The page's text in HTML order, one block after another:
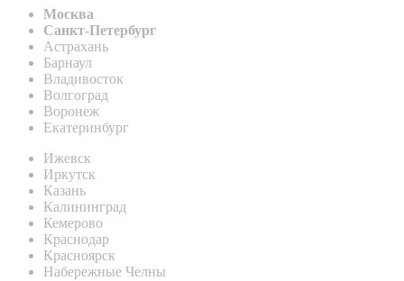
Москва
Санкт-Петербург
Астрахань
Барнаул
Владивосток
Волгоград
Воронеж
Екатеринбург
Ижевск
Иркутск
Казань
Калининград
Кемерово
Краснодар
Красноярск
Набережные Челны